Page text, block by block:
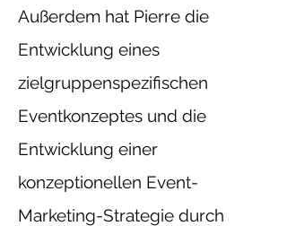
Außerdem hat Pierre die
Entwicklung eines
zielgruppenspezifischen
Eventkonzeptes und die
Entwicklung einer
konzeptionellen Event-
Marketing-Strategie durch